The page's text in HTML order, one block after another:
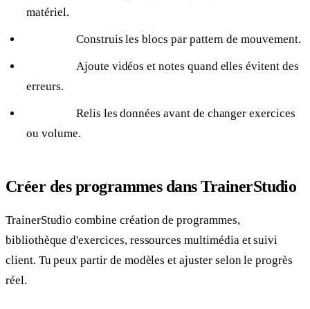
matériel.
Construis les blocs par pattern de mouvement.
Ajoute vidéos et notes quand elles évitent des
erreurs.
Relis les données avant de changer exercices
ou volume.
Créer des programmes dans TrainerStudio
TrainerStudio combine création de programmes,
bibliothèque d'exercices, ressources multimédia et suivi
client. Tu peux partir de modèles et ajuster selon le progrès
réel.